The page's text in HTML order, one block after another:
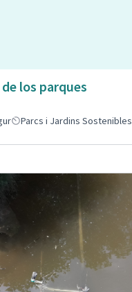
los parques
Parcs i Jardins Sostenibles